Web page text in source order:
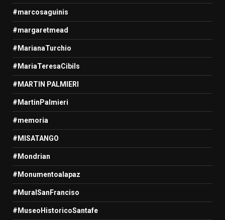
#marcosaguinis
#margaretmead
#MarianaTurchio
#MariaTeresaCibils
#MARTIN PALMIERI
#MartinPalmieri
#memoria
#MISATANGO
#Mondrian
#Monumentoalapaz
#MuralSanFranciso
#MuseoHistoricoSantafe